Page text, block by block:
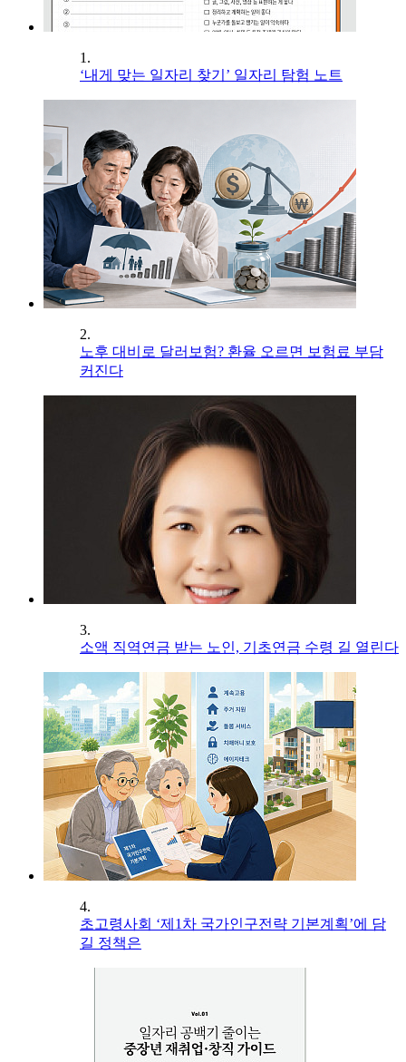
1.
‘내게 맞는 일자리 찾기’ 일자리 탐험 노트
2.
노후 대비로 달러보험? 환율 오르면 보험료 부담
커진다
3.
소액 직역연금 받는 노인, 기초연금 수령 길 열린다
4.
초고령사회 ‘제1차 국가인구전략 기본계획’에 담
길 정책은